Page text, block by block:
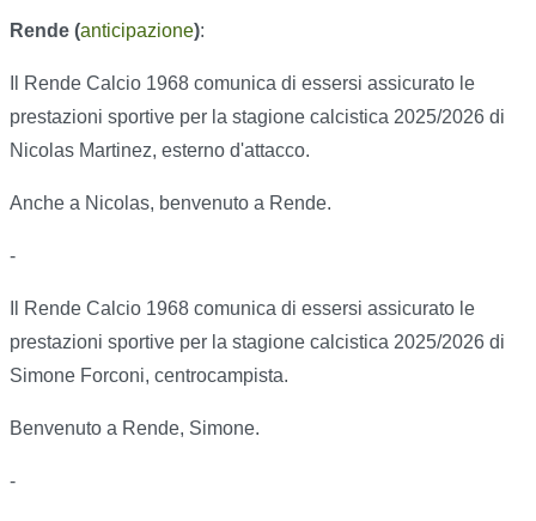
Rende (anticipazione):
Il Rende Calcio 1968 comunica di essersi assicurato le
prestazioni sportive per la stagione calcistica 2025/2026 di
Nicolas Martinez, esterno d'attacco.
Anche a Nicolas, benvenuto a Rende.
-
Il Rende Calcio 1968 comunica di essersi assicurato le
prestazioni sportive per la stagione calcistica 2025/2026 di
Simone Forconi, centrocampista.
Benvenuto a Rende, Simone.
-